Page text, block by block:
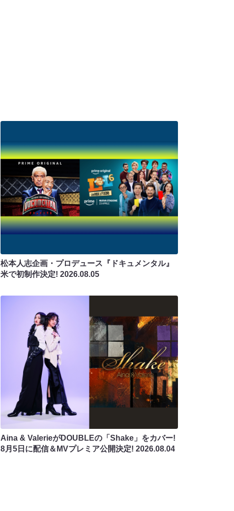
松本人志企画・プロデュース『ドキュメンタル』
米で初制作決定! 2026.08.05
Aina & ValerieがDOUBLEの「Shake」をカバー!
8月5日に配信＆MVプレミア公開決定! 2026.08.04